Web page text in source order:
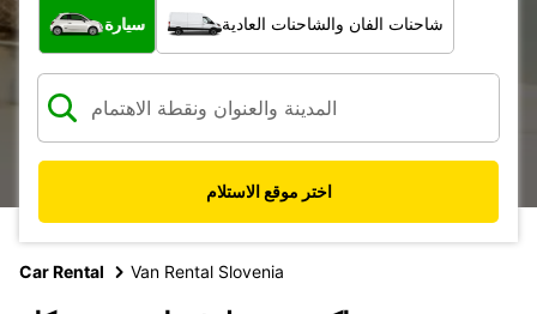
ما نوع المركبة؟
سيارة شاحنات الفان والشاحنات العادية
اختر موقع الاستلام
Car Rental Van Rental Slovenia